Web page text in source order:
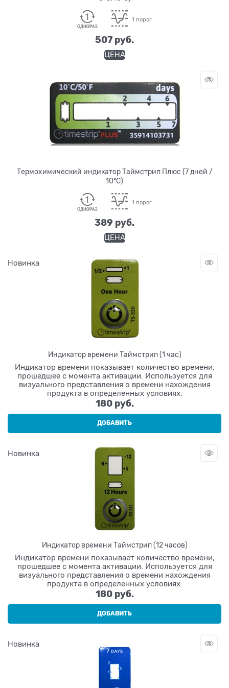
1 порог
507 руб.
ЦЕНА
Термохимический индикатор Таймстрип Плюс (7 дней /
10°C)
1 порог
389 руб.
ЦЕНА
Новинка
Индикатор времени Таймстрип (1 час)
Индикатор времени показывает количество времени,
прошедшее с момента активации. Используется для
визуального представления о времени нахождения
продукта в определенных условиях.
180 руб.
ДОБАВИТЬ
Новинка
Индикатор времени Таймстрип (12 часов)
Индикатор времени показывает количество времени,
прошедшее с момента активации. Используется для
визуального представления о времени нахождения
продукта в определенных условиях.
180 руб.
ДОБАВИТЬ
Новинка